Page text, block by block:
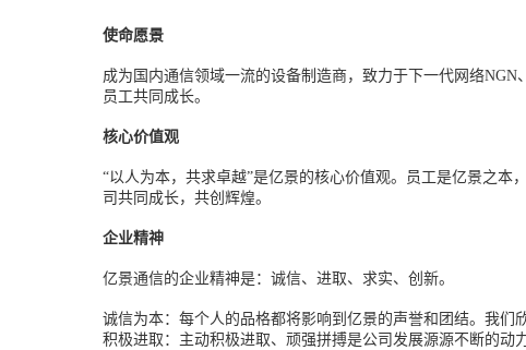
使命愿景
成为国内通信领域一流的设备制造商，致力于下一代网络
员工共同成长。
核心价值观
“以人为本，共求卓越”是亿景的核心价值观。员工是亿景之
司共同成长，共创辉煌。
企业精神
亿景通信的企业精神是：诚信、进取、求实、创新。
诚信为本：每个人的品格都将影响到亿景的声誉和团结。我们
积极进取：主动积极进取、顽强拼搏是公司发展源源不断的动